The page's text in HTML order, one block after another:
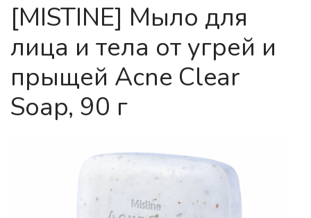
[MISTINE] Мыло для
лица и тела от угрей и
прыщей Acne Clear
Soap, 90 г